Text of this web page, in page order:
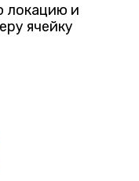
локацию и
ячейку